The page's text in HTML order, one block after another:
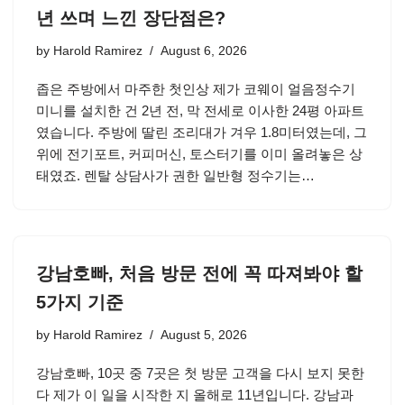
년 쓰며 느낀 장단점은?
by Harold Ramirez August 6, 2026
좁은 주방에서 마주한 첫인상 제가 코웨이 얼음정수기
미니를 설치한 건 2년 전, 막 전세로 이사한 24평 아파트
였습니다. 주방에 딸린 조리대가 겨우 1.8미터였는데, 그
위에 전기포트, 커피머신, 토스터기를 이미 올려놓은 상
태였죠. 렌탈 상담사가 권한 일반형 정수기는…
강남호빠, 처음 방문 전에 꼭 따져봐야 할
5가지 기준
by Harold Ramirez August 5, 2026
강남호빠, 10곳 중 7곳은 첫 방문 고객을 다시 보지 못한
다 제가 이 일을 시작한 지 올해로 11년입니다. 강남과